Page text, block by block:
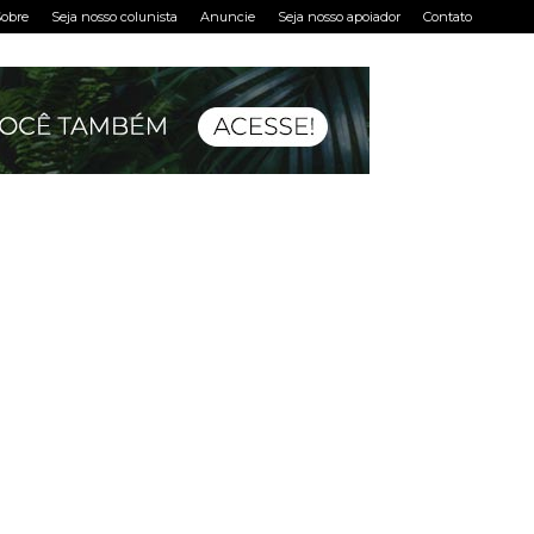
Seja nosso colunista Anuncie Seja nosso apoiador Contato